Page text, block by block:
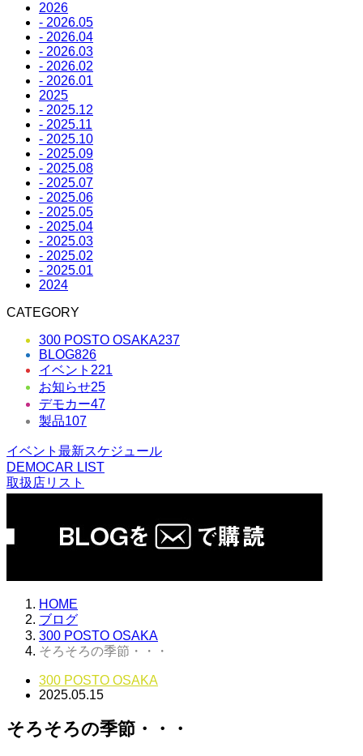
2026
- 2026.05
- 2026.04
- 2026.03
- 2026.02
- 2026.01
2025
- 2025.12
- 2025.11
- 2025.10
- 2025.09
- 2025.08
- 2025.07
- 2025.06
- 2025.05
- 2025.04
- 2025.03
- 2025.02
- 2025.01
2024
CATEGORY
300 POSTO OSAKA237
BLOG826
イベント 221
お知らせ25
デモカー47
製品107
イベント最新スケジュール
DEMOCAR LIST
取扱店リスト
HOME
ブログ
300 POSTO OSAKA
そろそろの季節・・・
300 POSTO OSAKA
2025.05.15
そろそろの季節・・・